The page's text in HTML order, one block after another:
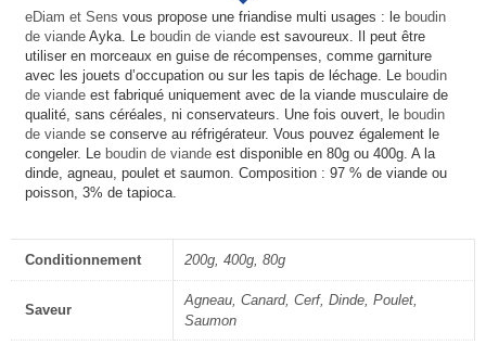
eDiam et Sens vous propose une friandise multi usages : le boudin
de viande Ayka. Le boudin de viande est savoureux. Il peut être
utiliser en morceaux en guise de récompenses, comme garniture
avec les jouets d’occupation ou sur les tapis de léchage. Le boudin
de viande est fabriqué uniquement avec de la viande musculaire de
qualité, sans céréales, ni conservateurs. Une fois ouvert, le boudin
de viande se conserve au réfrigérateur. Vous pouvez également le
congeler. Le boudin de viande est disponible en 80g ou 400g. A la
dinde, agneau, poulet et saumon. Composition : 97 % de viande ou
poisson, 3% de tapioca.
Conditionnement 200g, 400g, 80g
Saveur
Agneau, Canard, Cerf, Dinde, Poulet,
Saumon